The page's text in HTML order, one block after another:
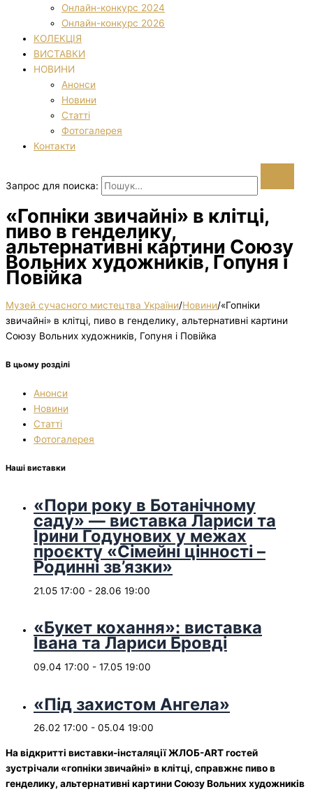
Онлайн-конкурс 2024
Онлайн-конкурс 2026
КОЛЕКЦІЯ
ВИСТАВКИ
НОВИНИ
Анонси
Новини
Статті
Фотогалерея
Контакти
Запрос для поиска:
«Гопніки звичайні» в клітці,
пиво в генделику,
альтернативні картини Союзу
Вольних художників, Гопуня і
Повійка
Музей сучасного мистецтва України/Новини/«Гопніки
звичайні» в клітці, пиво в генделику, альтернативні картини
Союзу Вольних художників, Гопуня і Повійка
В цьому розділі
Анонси
Новини
Статті
Фотогалерея
Наші виставки
«Пори року в Ботанічному
саду» — виставка Лариси та
Ірини Годунових у межах
проєкту «Сімейні цінності –
Родинні зв’язки»
21.05 17:00 - 28.06 19:00
«Букет кохання»: виставка
Івана та Лариси Бровді
09.04 17:00 - 17.05 19:00
«Під захистом Ангела»
26.02 17:00 - 05.04 19:00
На відкритті виставки-інсталяції ЖЛОБ-ART гостей
зустрічали «гопніки звичайні» в клітці, справжнє пиво в
генделику, альтернативні картини Союзу Вольних художників